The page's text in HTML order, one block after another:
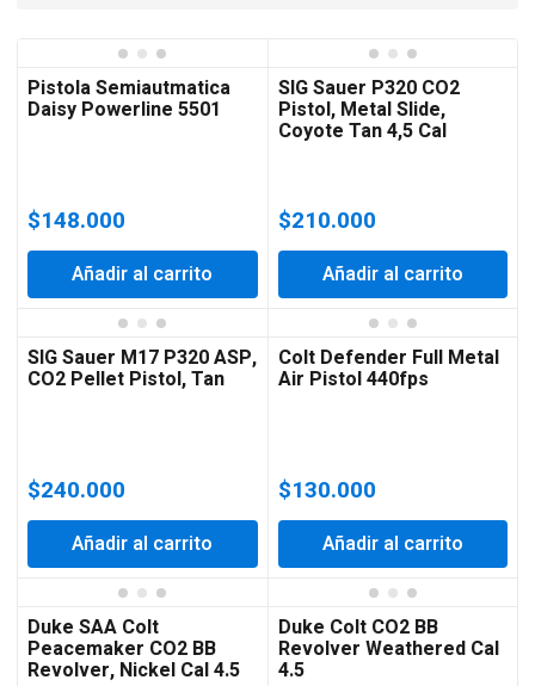
Pistola Semiautmatica
Daisy Powerline 5501
$148.000
Añadir al carrito
SIG Sauer P320 CO2
Pistol, Metal Slide,
Coyote Tan 4,5 Cal
$210.000
Añadir al carrito
SIG Sauer M17 P320 ASP,
CO2 Pellet Pistol, Tan
$240.000
Añadir al carrito
Colt Defender Full Metal
Air Pistol 440fps
$130.000
Añadir al carrito
Duke SAA Colt
Peacemaker CO2 BB
Revolver, Nickel Cal 4.5
Duke Colt CO2 BB
Revolver Weathered Cal
4.5